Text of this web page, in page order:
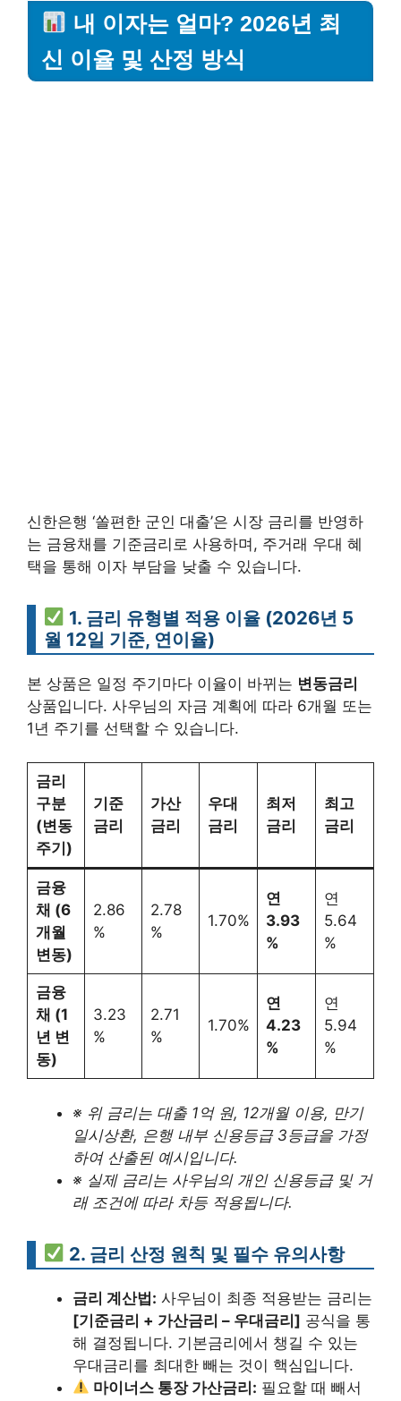
내 이자는 얼마? 2026년 최
신 이율 및 산정 방식
신한은행 ‘쏠편한 군인 대출’은 시장 금리를 반영하
는 금융채를 기준금리로 사용하며, 주거래 우대 혜
택을 통해 이자 부담을 낮출 수 있습니다.
1. 금리 유형별 적용 이율 (2026년 5
월 12일 기준, 연이율)
본 상품은 일정 주기마다 이율이 바뀌는 변동금리
상품입니다. 사우님의 자금 계획에 따라 6개월 또는
1년 주기를 선택할 수 있습니다.
금리
구분
(변동
주기)
기준
금리
가산
금리
우대
금리
최저
금리
최고
금리
금융
채 (6
개월
변동)
2.86
%
2.78
%
1.70%
연
3.93
%
연
5.64
%
금융
채 (1
년 변
동)
3.23
%
2.71
%
1.70%
연
4.23
%
연
5.94
%
※ 위 금리는 대출 1억 원, 12개월 이용, 만기
일시상환, 은행 내부 신용등급 3등급을 가정
하여 산출된 예시입니다.
※ 실제 금리는 사우님의 개인 신용등급 및 거
래 조건에 따라 차등 적용됩니다.
2. 금리 산정 원칙 및 필수 유의사항
금리 계산법: 사우님이 최종 적용받는 금리는
[기준금리 + 가산금리 – 우대금리] 공식을 통
해 결정됩니다. 기본금리에서 챙길 수 있는
우대금리를 최대한 빼는 것이 핵심입니다.
마이너스 통장 가산금리: 필요할 때 빼서